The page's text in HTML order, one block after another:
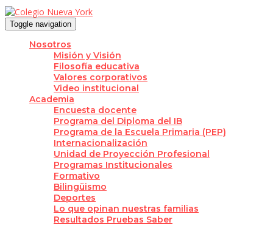
Toggle navigation
Nosotros
Misión y Visión
Filosofía educativa
Valores corporativos
Video institucional
Academia
Encuesta docente
Programa del Diploma del IB
Programa de la Escuela Primaria (PEP)
Internacionalización
Unidad de Proyección Profesional
Programas Institucionales
Formativo
Bilingüismo
Deportes
Lo que opinan nuestras familias
Resultados Pruebas Saber